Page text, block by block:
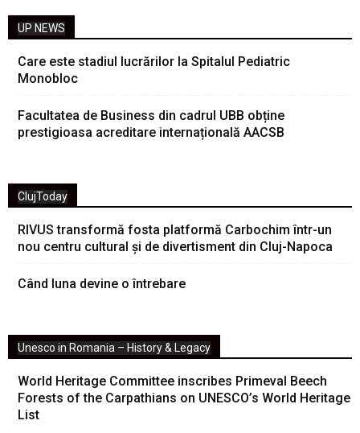
UP NEWS
Care este stadiul lucrărilor la Spitalul Pediatric
Monobloc
Facultatea de Business din cadrul UBB obține
prestigioasa acreditare internațională AACSB
ClujToday
RIVUS transformă fosta platformă Carbochim într-un
nou centru cultural și de divertisment din Cluj-Napoca
Când luna devine o întrebare
Unesco in Romania – History & Legacy
World Heritage Committee inscribes Primeval Beech
Forests of the Carpathians on UNESCO’s World Heritage
List